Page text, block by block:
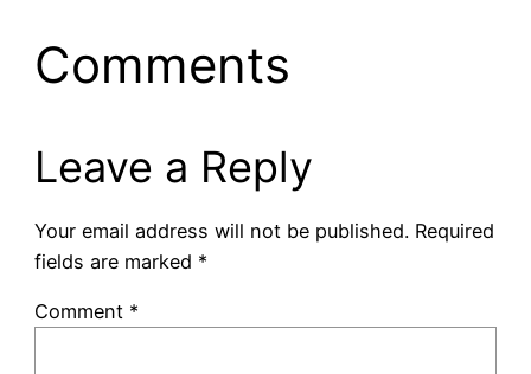
Comments
Leave a Reply
Your email address will not be published. Required
fields are marked *
Comment *